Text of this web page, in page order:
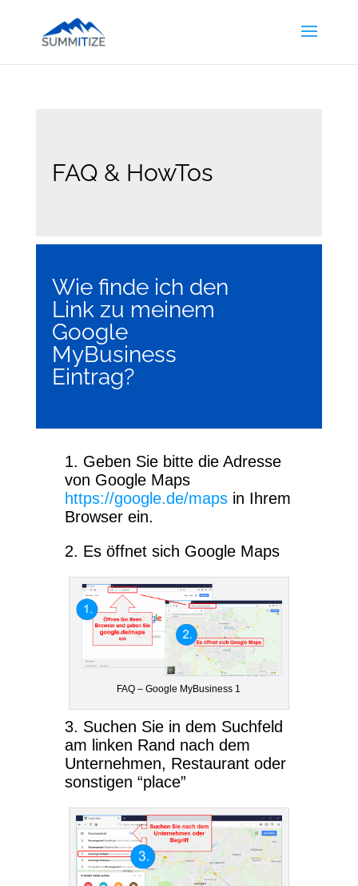
FAQ & HowTos
Wie finde ich den
Link zu meinem
Google
MyBusiness
Eintrag?
1. Geben Sie bitte die Adresse
von Google Maps
https://google.de/mapsin Ihrem
Browser ein.
2. Es öffnet sich Google Maps
FAQ – Google MyBusiness 1
3. Suchen Sie in dem Suchfeld
am linken Rand nach dem
Unternehmen, Restaurant oder
sonstigen “place”